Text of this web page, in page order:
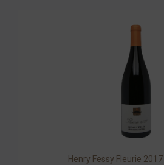
Henry Fessy Fleurie